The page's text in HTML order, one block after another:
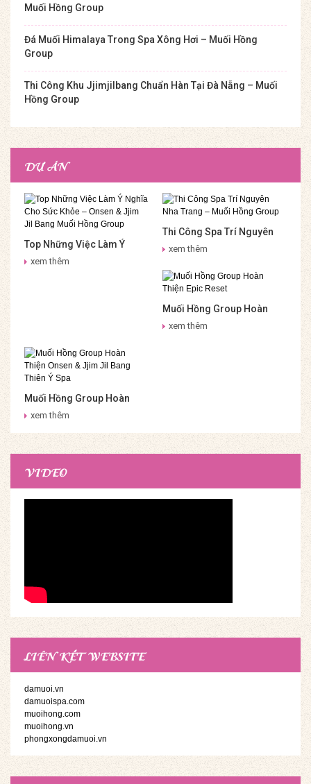
Muối Hồng Group
Đá Muối Himalaya Trong Spa Xông Hơi – Muối Hồng
Group
Thi Công Khu Jjimjilbang Chuẩn Hàn Tại Đà Nẵng – Muối
Hồng Group
DỰ ÁN
Top Những Việc Làm Ý
Nghĩa Cho Sức Khỏe –
xem thêm
Thi Công Spa Trí Nguyên
Nha Trang – Muối Hồng
xem thêm
Muối Hồng Group Hoàn
Thiện Epic Reset
xem thêm
Muối Hồng Group Hoàn
Thiện Onsen & Jjim Jil
xem thêm
VIDEO
LIÊN KẾT WEBSITE
damuoi.vn
damuoispa.com
muoihong.com
muoihong.vn
phongxongdamuoi.vn